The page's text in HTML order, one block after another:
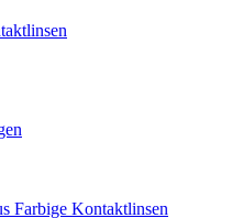
Farbige Kontaktlinsen